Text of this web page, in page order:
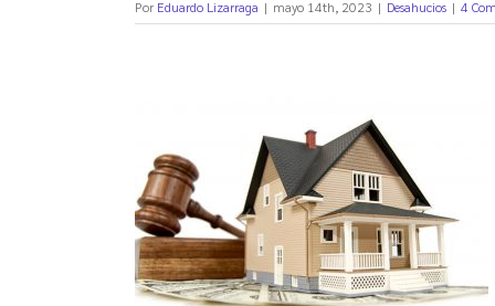
Por Eduardo Lizarraga | mayo 14th, 2023 | Desahucios | 4